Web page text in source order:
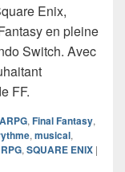
Enix,
en pleine
Switch. Avec
FF.
ARPG, Final Fantasy,
, musical,
RPG, SQUARE ENIX |